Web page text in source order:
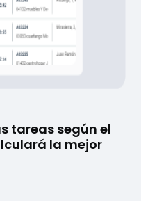
tareas según el
la mejor